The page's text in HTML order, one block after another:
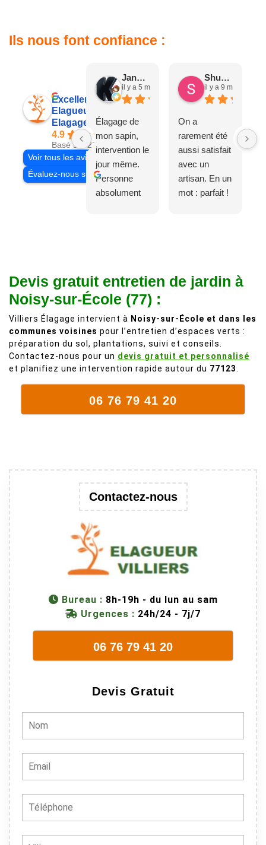
Ils nous font confiance :
Excellent
Elagueur 77
Elagage Villiers
4.9
Basé sur 27 avis
Voir tous les avis
Évaluez-nous sur
Jane D.
il y a 5 mois
Élagage de
mon sapin,
intervention le
jour même.
Personne
absolument
comme on en
fait plus!
Shuang & Jean K.
il y a 9 mois
On a
rarement été
aussi satisfait
avec un
artisan. En un
mot : parfait !
débordait trop
chez les
plein de bois
mort. C'est
délicat parce
que c'est un
trop lourde et
donc
son équipes
connaissent
très bien leur
juste une
évidence. Et
en plus ils
sympathique.
Devis gratuit entretien de jardin à
Noisy-sur-École (77) :
Villiers Élagage intervient à Noisy-sur-École et dans les
communes voisines pour l’entretien d’espaces verts :
préparation du sol, plantations, suivi et conseils.
Contactez-nous pour un devis gratuit et personnalisé
et planifiez une intervention rapide autour du 77123
06 76 79 41 20
Contactez-nous
Bureau : 8h-19h - du lun au sam
Urgences : 24h/24 - 7j/7
06 76 79 41 20
Devis Gratuit